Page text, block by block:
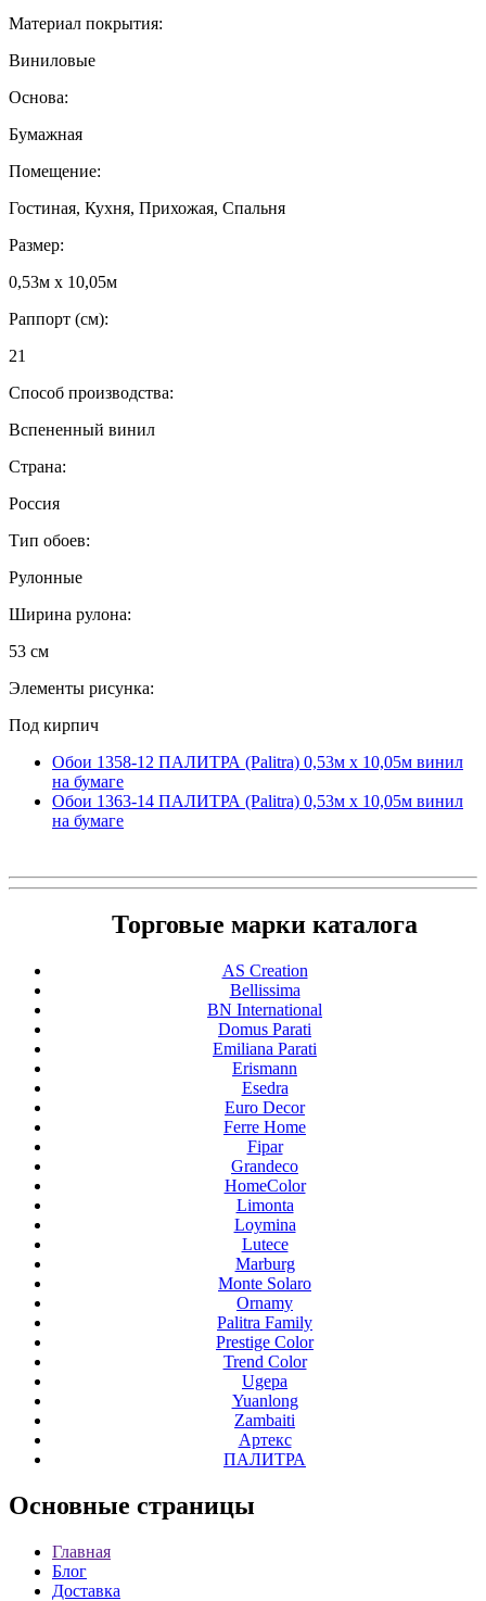
Материал покрытия:
Виниловые
Основа:
Бумажная
Помещение:
Гостиная, Кухня, Прихожая, Спальня
Размер:
0,53м x 10,05м
Раппорт (см):
21
Способ производства:
Вспененный винил
Страна:
Россия
Тип обоев:
Рулонные
Ширина рулона:
53 см
Элементы рисунка:
Под кирпич
Обои 1358-12 ПАЛИТРА (Palitra) 0,53м x 10,05м винил
на бумаге
Обои 1363-14 ПАЛИТРА (Palitra) 0,53м x 10,05м винил
на бумаге
Торговые марки каталога
AS Creation
Bellissima
BN International
Domus Parati
Emiliana Parati
Erismann
Esedra
Euro Decor
Ferre Home
Fipar
Grandeco
HomeColor
Limonta
Loymina
Lutece
Marburg
Monte Solaro
Ornamy
Palitra Family
Prestige Color
Trend Color
Ugepa
Yuanlong
Zambaiti
Артекс
ПАЛИТРА
Основные страницы
Главная
Блог
Доставка